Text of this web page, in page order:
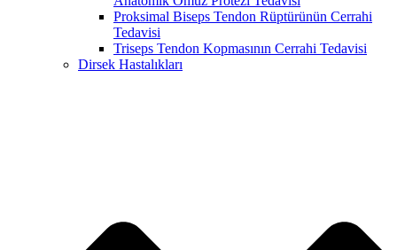
Proksimal Biseps Tendon Rüptürünün Cerrahi
Tedavisi
Triseps Tendon Kopmasının Cerrahi Tedavisi
Dirsek Hastalıkları